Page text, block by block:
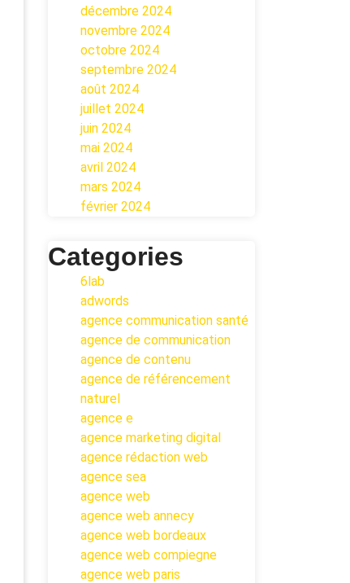
décembre 2024
novembre 2024
octobre 2024
septembre 2024
août 2024
juillet 2024
juin 2024
mai 2024
avril 2024
mars 2024
février 2024
Categories
6lab
adwords
agence communication santé
agence de communication
agence de contenu
agence de référencement
naturel
agence e
agence marketing digital
agence rédaction web
agence sea
agence web
agence web annecy
agence web bordeaux
agence web compiegne
agence web paris